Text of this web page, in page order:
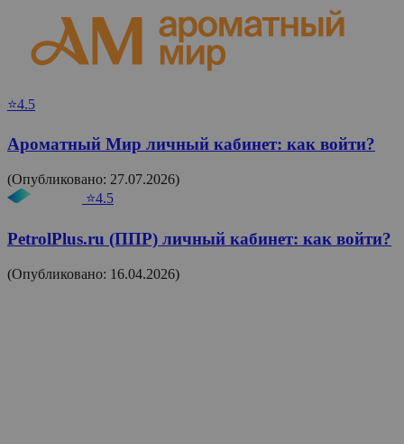
⭐4.5
Ароматный Мир личный кабинет: как войти?
(Опубликовано: 27.07.2026)
⭐4.5
PetrolPlus.ru (ППР) личный кабинет: как войти?
(Опубликовано: 16.04.2026)